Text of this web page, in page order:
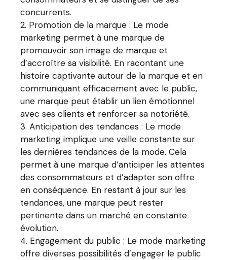
concurrents.
Promotion de la marque : Le mode
marketing permet à une marque de
promouvoir son image de marque et
d’accroître sa visibilité. En racontant une
histoire captivante autour de la marque et en
communiquant efficacement avec le public,
une marque peut établir un lien émotionnel
avec ses clients et renforcer sa notoriété.
Anticipation des tendances : Le mode
marketing implique une veille constante sur
les dernières tendances de la mode. Cela
permet à une marque d’anticiper les attentes
des consommateurs et d’adapter son offre
en conséquence. En restant à jour sur les
tendances, une marque peut rester
pertinente dans un marché en constante
évolution.
Engagement du public : Le mode marketing
offre diverses possibilités d’engager le public